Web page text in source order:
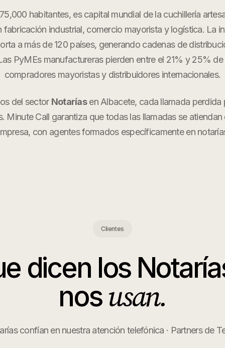
habitantes, es capital mundial de la cuchillería
industrial, comercio mayorista y logística. La
a más de 120 países, generando cadenas de
PyMEs manufactureras pierden entre el 21% y 25%
compradores mayoristas y distribuidores internacionales.
del sector Notaríasen Albacete, cada llamada perdida
Minute Call garantiza que todas las llamadas se
con agentes formados específicamente en
Clientes
dicen los
nosusan.
confían en nuestra atención telefónica · Partners de